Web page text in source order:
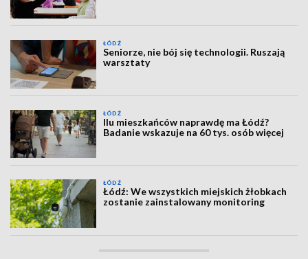
ŁÓDŹ
Seniorze, nie bój się technologii. Ruszają
warsztaty
ŁÓDŹ
Ilu mieszkańców naprawdę ma Łódź?
Badanie wskazuje na 60 tys. osób więcej
ŁÓDŹ
Łódź: We wszystkich miejskich żłobkach
zostanie zainstalowany monitoring